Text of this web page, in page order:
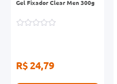
Gel Fixador Clear Men 300g
R$ 24,79